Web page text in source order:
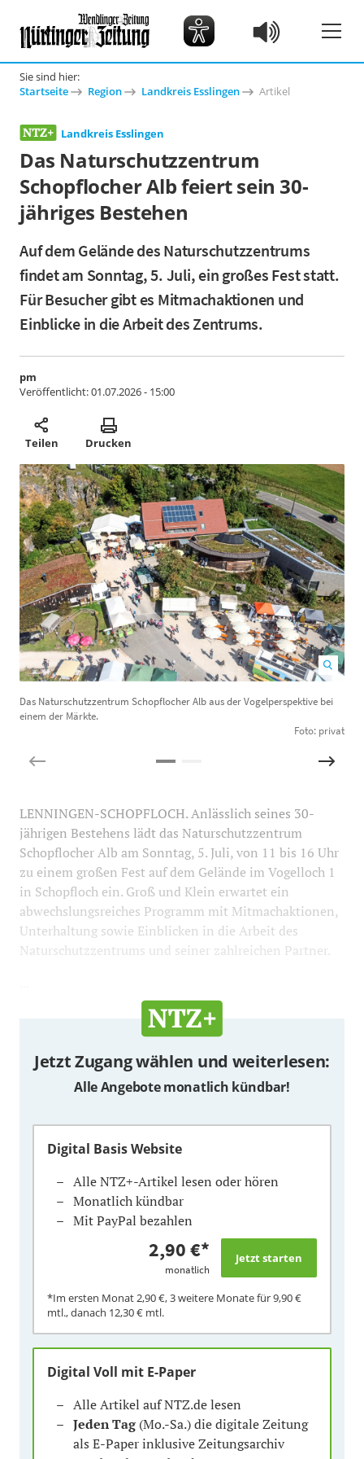
Sie sind hier:
Startseite
Region Landkreis Esslingen Artikel
Landkreis Esslingen
Das Naturschutzzentrum
Schopflocher Alb feiert sein 30-
jähriges Bestehen
Auf dem Gelände des Naturschutzzentrums
findet am Sonntag, 5. Juli, ein großes Fest statt.
Für Besucher gibt es Mitmachaktionen und
Einblicke in die Arbeit des Zentrums.
pm
Veröffentlicht:01.07.2026 - 15:00
Teilen Drucken
Das Naturschutzzentrum Schopflocher Alb aus der Vogelperspektive bei
einem der Märkte.
Foto: privat
LENNINGEN-SCHOPFLOCH. Anlässlich seines 30-
jährigen Bestehens lädt das Naturschutzzentrum
Schopflocher Alb am Sonntag, 5. Juli, von 11 bis 16 Uhr
zu einem großen Fest auf dem Gelände im Vogelloch 1
in Schopfloch ein. Groß und Klein erwartet ein
abwechslungsreiches Programm mit Mitmachaktionen,
Unterhaltung sowie Einblicken in die Arbeit des
Naturschutzzentrums und seiner zahlreichen Partner.
Jetzt Zugang wählen und weiterlesen:
Alle Angebote monatlich kündbar!
Digital Basis Website
Alle NTZ+-Artikel lesen oder hören
Monatlich kündbar
Mit PayPal bezahlen
2,90 €*
monatlich
*Im ersten Monat2,90 €, 3 weitere Monate für9,90 €
mtl., danach 12,30 € mtl.
Digital Voll mit E-Paper
Alle Artikel auf NTZ.de lesen
Jeden Tag(Mo.-Sa.) die digitale Zeitung
als E-Paper inklusive Zeitungsarchiv